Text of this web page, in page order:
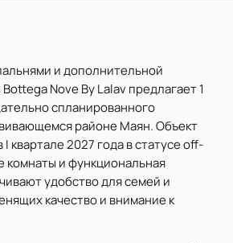
и дополнительной
Nove By Lalav предлагает 1
спланированного
районе Маян. Объект
квартале 2027 года в статусе off-
комнаты и функциональная
удобство для семей и
качество и внимание к